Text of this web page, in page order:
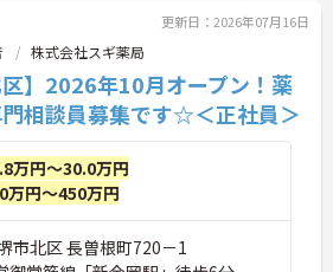
ございましたら面接のポイ
是非ご応募お待ちしており
更新日：2026年07月16日
株式会社スギ薬局
区】2026年10月オープン！薬
相談員募集です☆＜正社員＞
万円～30.0万円
万円～450万円
市北区 長曽根町720－1